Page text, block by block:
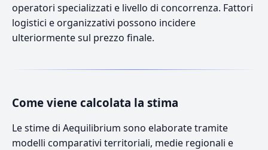
operatori specializzati e livello di concorrenza. Fattori
logistici e organizzativi possono incidere
ulteriormente sul prezzo finale.
Come viene calcolata la stima
Le stime di Aequilibrium sono elaborate tramite
modelli comparativi territoriali, medie regionali e